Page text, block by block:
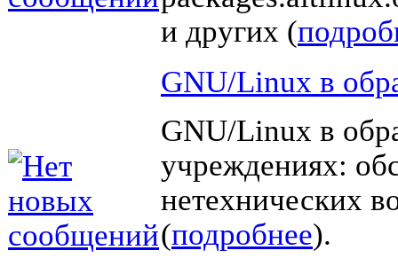
и других (
GNU/Linux в
GNU/Linux в
учреждениях:
нетехнических
(подробнее).